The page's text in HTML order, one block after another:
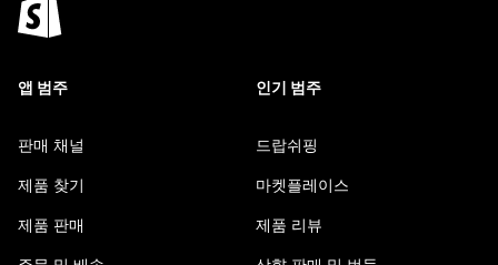
앱 범주
판매 채널
제품 찾기
제품 판매
인기 범주
드랍쉬핑
마켓플레이스
제품 리뷰